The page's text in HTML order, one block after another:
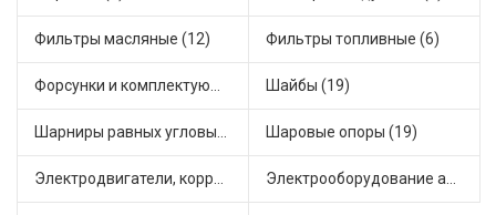
Фильтры масляные (12) Фильтры топливные (6)
Форсунки и комплектующие (1) Шайбы (19)
Шарниры равных угловых скоростей, приводные валы (1) Шаровые опоры (19)
Электродвигатели, корректоры и приводы автомобильн (21) Электрооборудование автомобилей (22)